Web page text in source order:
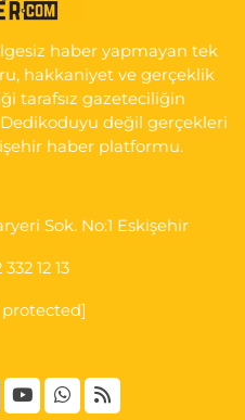
Al
haber yapmayan tek
hakkaniyet ve gerçeklik
tarafsız gazeteciliğin
değil gerçekleri
haber platformu.
Sok. No:1 Eskişehir
12 13